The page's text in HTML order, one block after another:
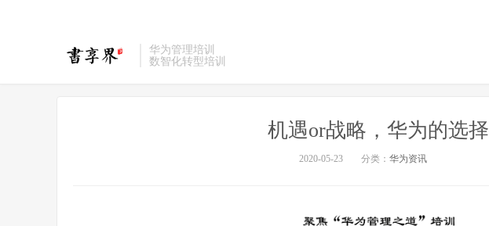
华为管理培训
数智化转型培训
机遇or战略，华为的选择
2020-05-23 分类： 华为资讯